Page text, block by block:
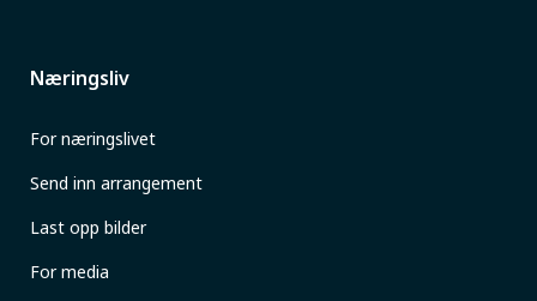
Næringsliv
For næringslivet
Send inn arrangement
Last opp bilder
For media